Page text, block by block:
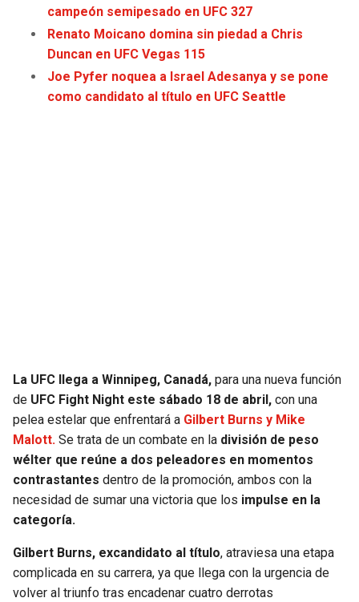
COWBOYS
GIANTS
LIONS
PACKERS
PANTHERS
CLIPPERS
LAKERS
NUGGETS
TIMBERWOLVES
JAZZ
campeón semipesado en UFC 327
Renato Moicano domina sin piedad a Chris
Duncan en UFC Vegas 115
Joe Pyfer noquea a Israel Adesanya y se pone
como candidato al título en UFC Seattle
La UFC llega a Winnipeg, Canadá, para una nueva función
de UFC Fight Night este sábado 18 de abril, con una
pelea estelar que enfrentará a Gilbert Burns y Mike
Malott. Se trata de un combate en la división de peso
wélter que reúne a dos peleadores en momentos
contrastantes dentro de la promoción, ambos con la
necesidad de sumar una victoria que los impulse en la
categoría.
Gilbert Burns, excandidato al título, atraviesa una etapa
complicada en su carrera, ya que llega con la urgencia de
volver al triunfo tras encadenar cuatro derrotas